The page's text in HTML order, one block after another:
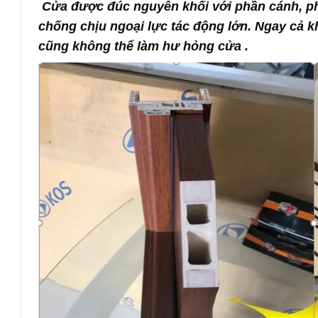
Cửa được đúc nguyên khối với phần cánh,
chống chịu ngoại lực tác động lớn. Ngay cả
cũng không thể làm hư hỏng cửa .